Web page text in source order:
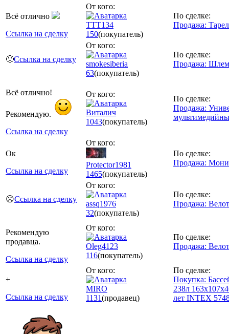
Всё отлично
Ссылка на сделку
От кого:
ТТТ134
150(покупатель)
По сделке:
Продажа:
🙂Ссылка на сделку
От кого:
smokesiberia
63(покупатель)
По сделке:
Продажа: Шлем
Всё отлично!
Рекомендую.
Ссылка на сделку
От кого:
Виталич
1043(покупатель)
По сделке:
Продажа:
Ок
Ссылка на сделку
От кого:
Protector1981
1465(покупатель)
По сделке:
Продажа:
☹️Ссылка на сделку
От кого:
assq1976
32(покупатель)
По сделке:
Продажа:
Рекомендую
продавца.
Ссылка на сделку
От кого:
Oleg4123
116(покупатель)
По сделке:
Продажа:
+
Ссылка на сделку
От кого:
MIRO
1131(продавец)
По сделке:
Покупка:
238л
лет INTEX